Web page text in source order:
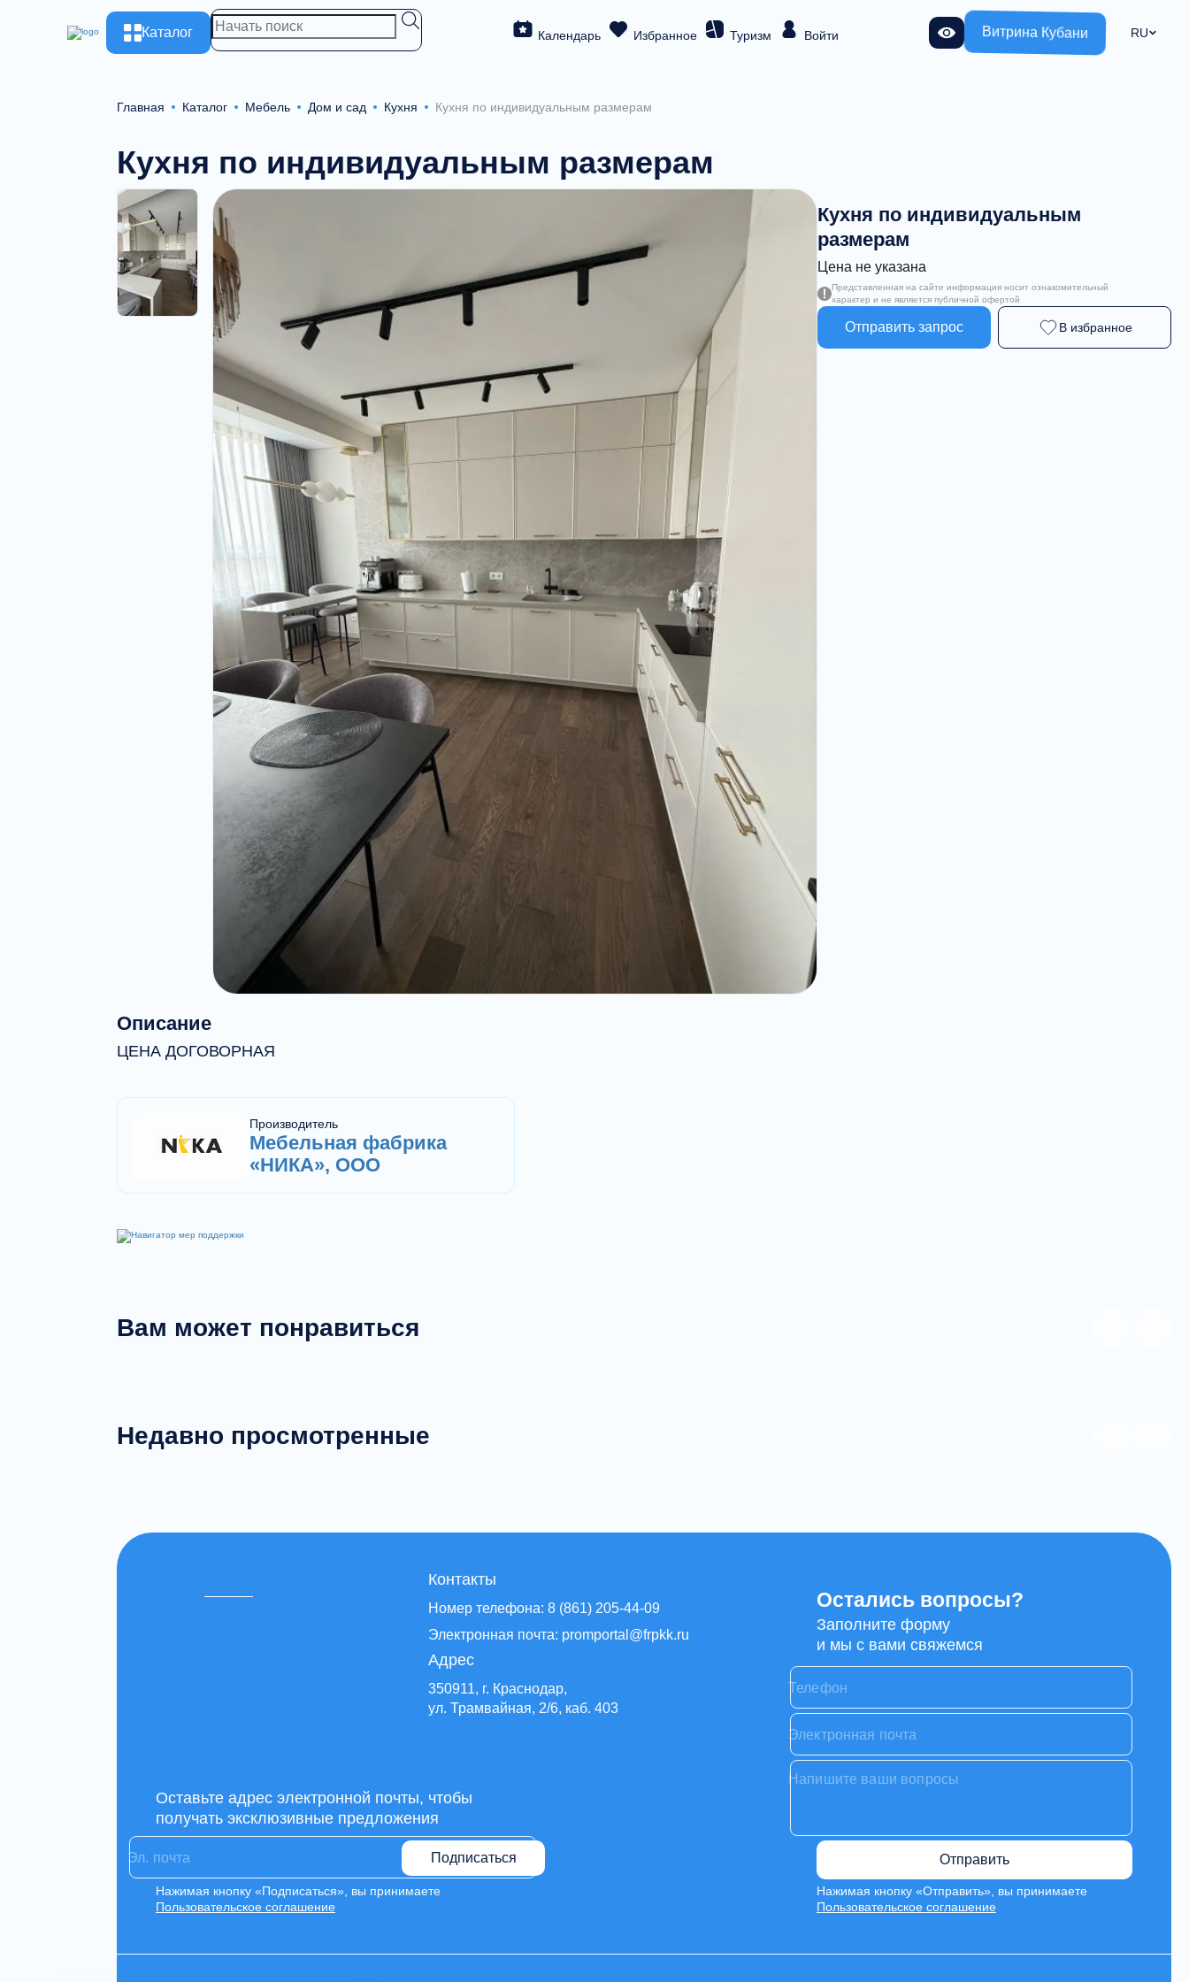
Каталог Календарь Избранное Туризм Войти Витрина Кубани RU
Главная Каталог Мебель Дом и сад Кухня Кухня по индивидуальным размерам
Кухня по индивидуальным размерам
Кухня по индивидуальным
размерам
Цена не указана
Представленная на сайте информация носит ознакомительный
характер и не является публичной офертой
Отправить запрос В избранное
Описание
ЦЕНА ДОГОВОРНАЯ
Производитель
Мебельная фабрика
«НИКА», ООО
Вам может понравиться
Недавно просмотренные
Контакты
Номер телефона: 8 (861) 205-44-09
Электронная почта: promportal@frpkk.ru
Адрес
350911, г. Краснодар,
ул. Трамвайная, 2/6, каб. 403
Остались вопросы?
Заполните форму
и мы с вами свяжемся
Отправить
Нажимая кнопку «Отправить», вы принимаете
Пользовательское соглашение
Оставьте адрес электронной почты, чтобы
получать эксклюзивные предложения
Подписаться
Нажимая кнопку «Подписаться», вы принимаете
Пользовательское соглашение